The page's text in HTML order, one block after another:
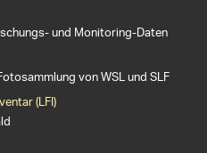
und Monitoring-Daten
von WSL und SLF
(LFI)